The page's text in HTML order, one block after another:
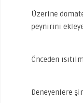
Üzerine
peynirini
Önceden
Deneyenlere